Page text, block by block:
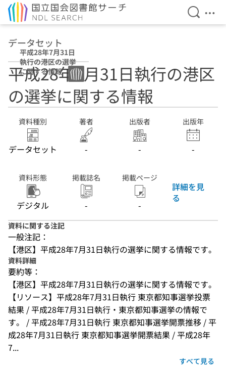
検索を
メ
データセット
平成28年7月31日
執行の港区の選挙
に関する情報
平成28年7月31日執行の港区
の選挙に関する情報
資料種別
データセット
著者
-
出版者
-
出版年
-
資料形態
デジタル
掲載誌名
-
掲載ページ
-
詳細を見
る
資料に関する注記
一般注記：
【港区】平成28年7月31日執行の選挙に関する情報です。
資料詳細
要約等：
【港区】平成28年7月31日執行の選挙に関する情報です。
【リソース】平成28年7月31日執行 東京都知事選挙投票
結果 / 平成28年7月31日執行・東京都知事選挙の情報で
す。 / 平成28年7月31日執行 東京都知事選挙開票推移 / 平
成28年7月31日執行 東京都知事選挙開票結果 / 平成28年
7...
すべて見る